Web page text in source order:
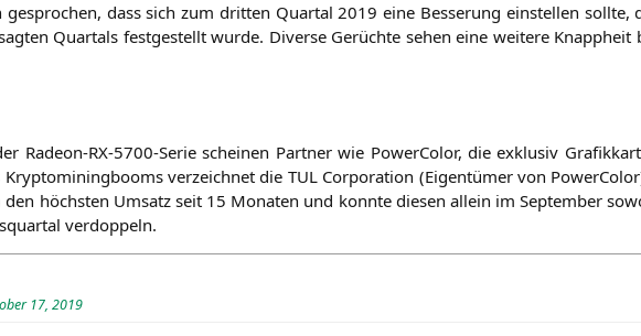
dass sich zum drit­ten Quar­tal 2019 eine Bes­se­rung ein­stel­len
Quar­tals fest­ge­stellt wur­de. Diver­se Gerüch­te sehen eine wei­te­re
Rade­on-RX-5700-Serie schei­nen Part­ner wie Power­Co­lor, die exklu­siv
ver­zeich­net die TULCor­po­ra­ti­on (Eigen­tü­mer von
höchs­ten Umsatz seit 15 Mona­ten und konn­te die­sen allein im Sep­tem­ber
verdoppeln.
17, 2019